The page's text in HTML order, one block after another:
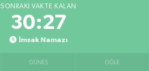
SONRAKI VAKTE KALAN
30:26
İmsak Namazı
GÜNEŞ ÖĞLE